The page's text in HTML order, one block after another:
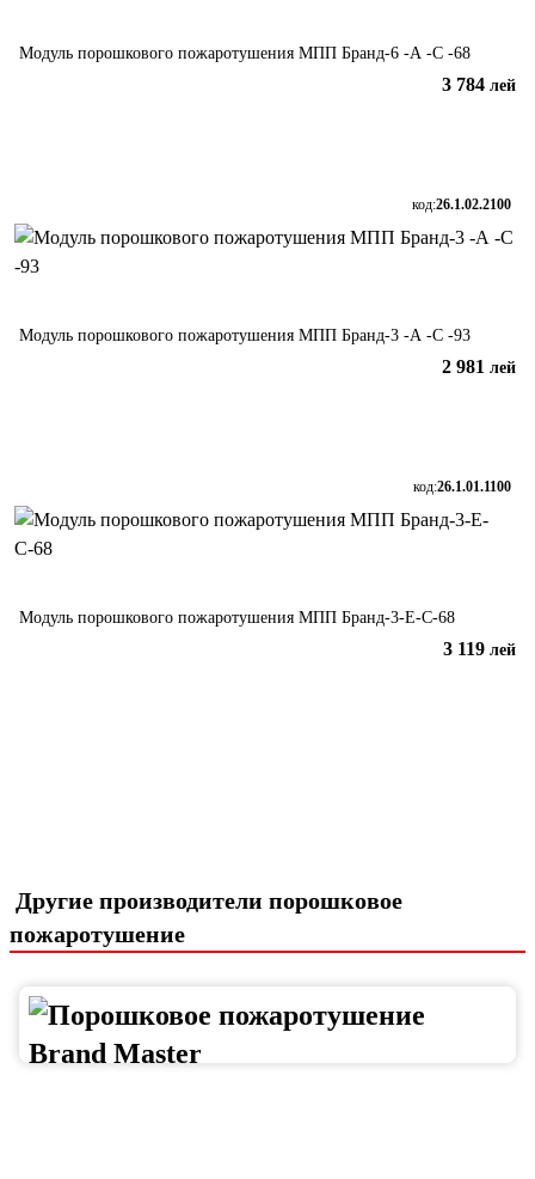
Модуль порошкового пожаротушения МПП Бранд-6 -А -С -68
3 784 лей
код:26.1.02.2100
Модуль порошкового пожаротушения МПП Бранд-3 -А -С -93
2 981 лей
код:26.1.01.1100
Модуль порошкового пожаротушения МПП Бранд-3-Е-С-68
3 119 лей
Другие производители порошковое
пожаротушение